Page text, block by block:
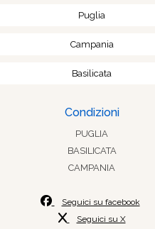
Puglia
Campania
Basilicata
Condizioni
PUGLIA
BASILICATA
CAMPANIA
Seguici su facebook
Seguici su X